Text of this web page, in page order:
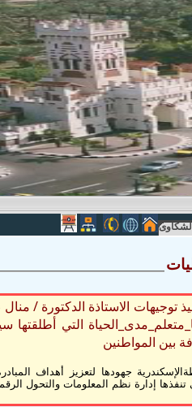
الشكاوى
توجيهات الاستاذة الدكتورة /
التي أطلقتها
بين المواطنين
جهودها لتعزيز أهداف
تنفذها إدارة نظم المعلومات والتحول